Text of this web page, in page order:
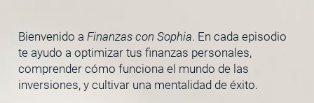
Bienvenido a Finanzas con Sophia. En cada episodio
te ayudo a optimizar tus finanzas personales,
comprender cómo funciona el mundo de las
inversiones, y cultivar una mentalidad de éxito.